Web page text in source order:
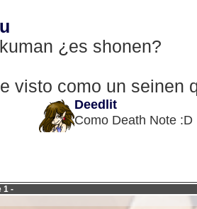
¿es shonen?
visto como un seinen
Deedlit
Como Death Note :D
1 -